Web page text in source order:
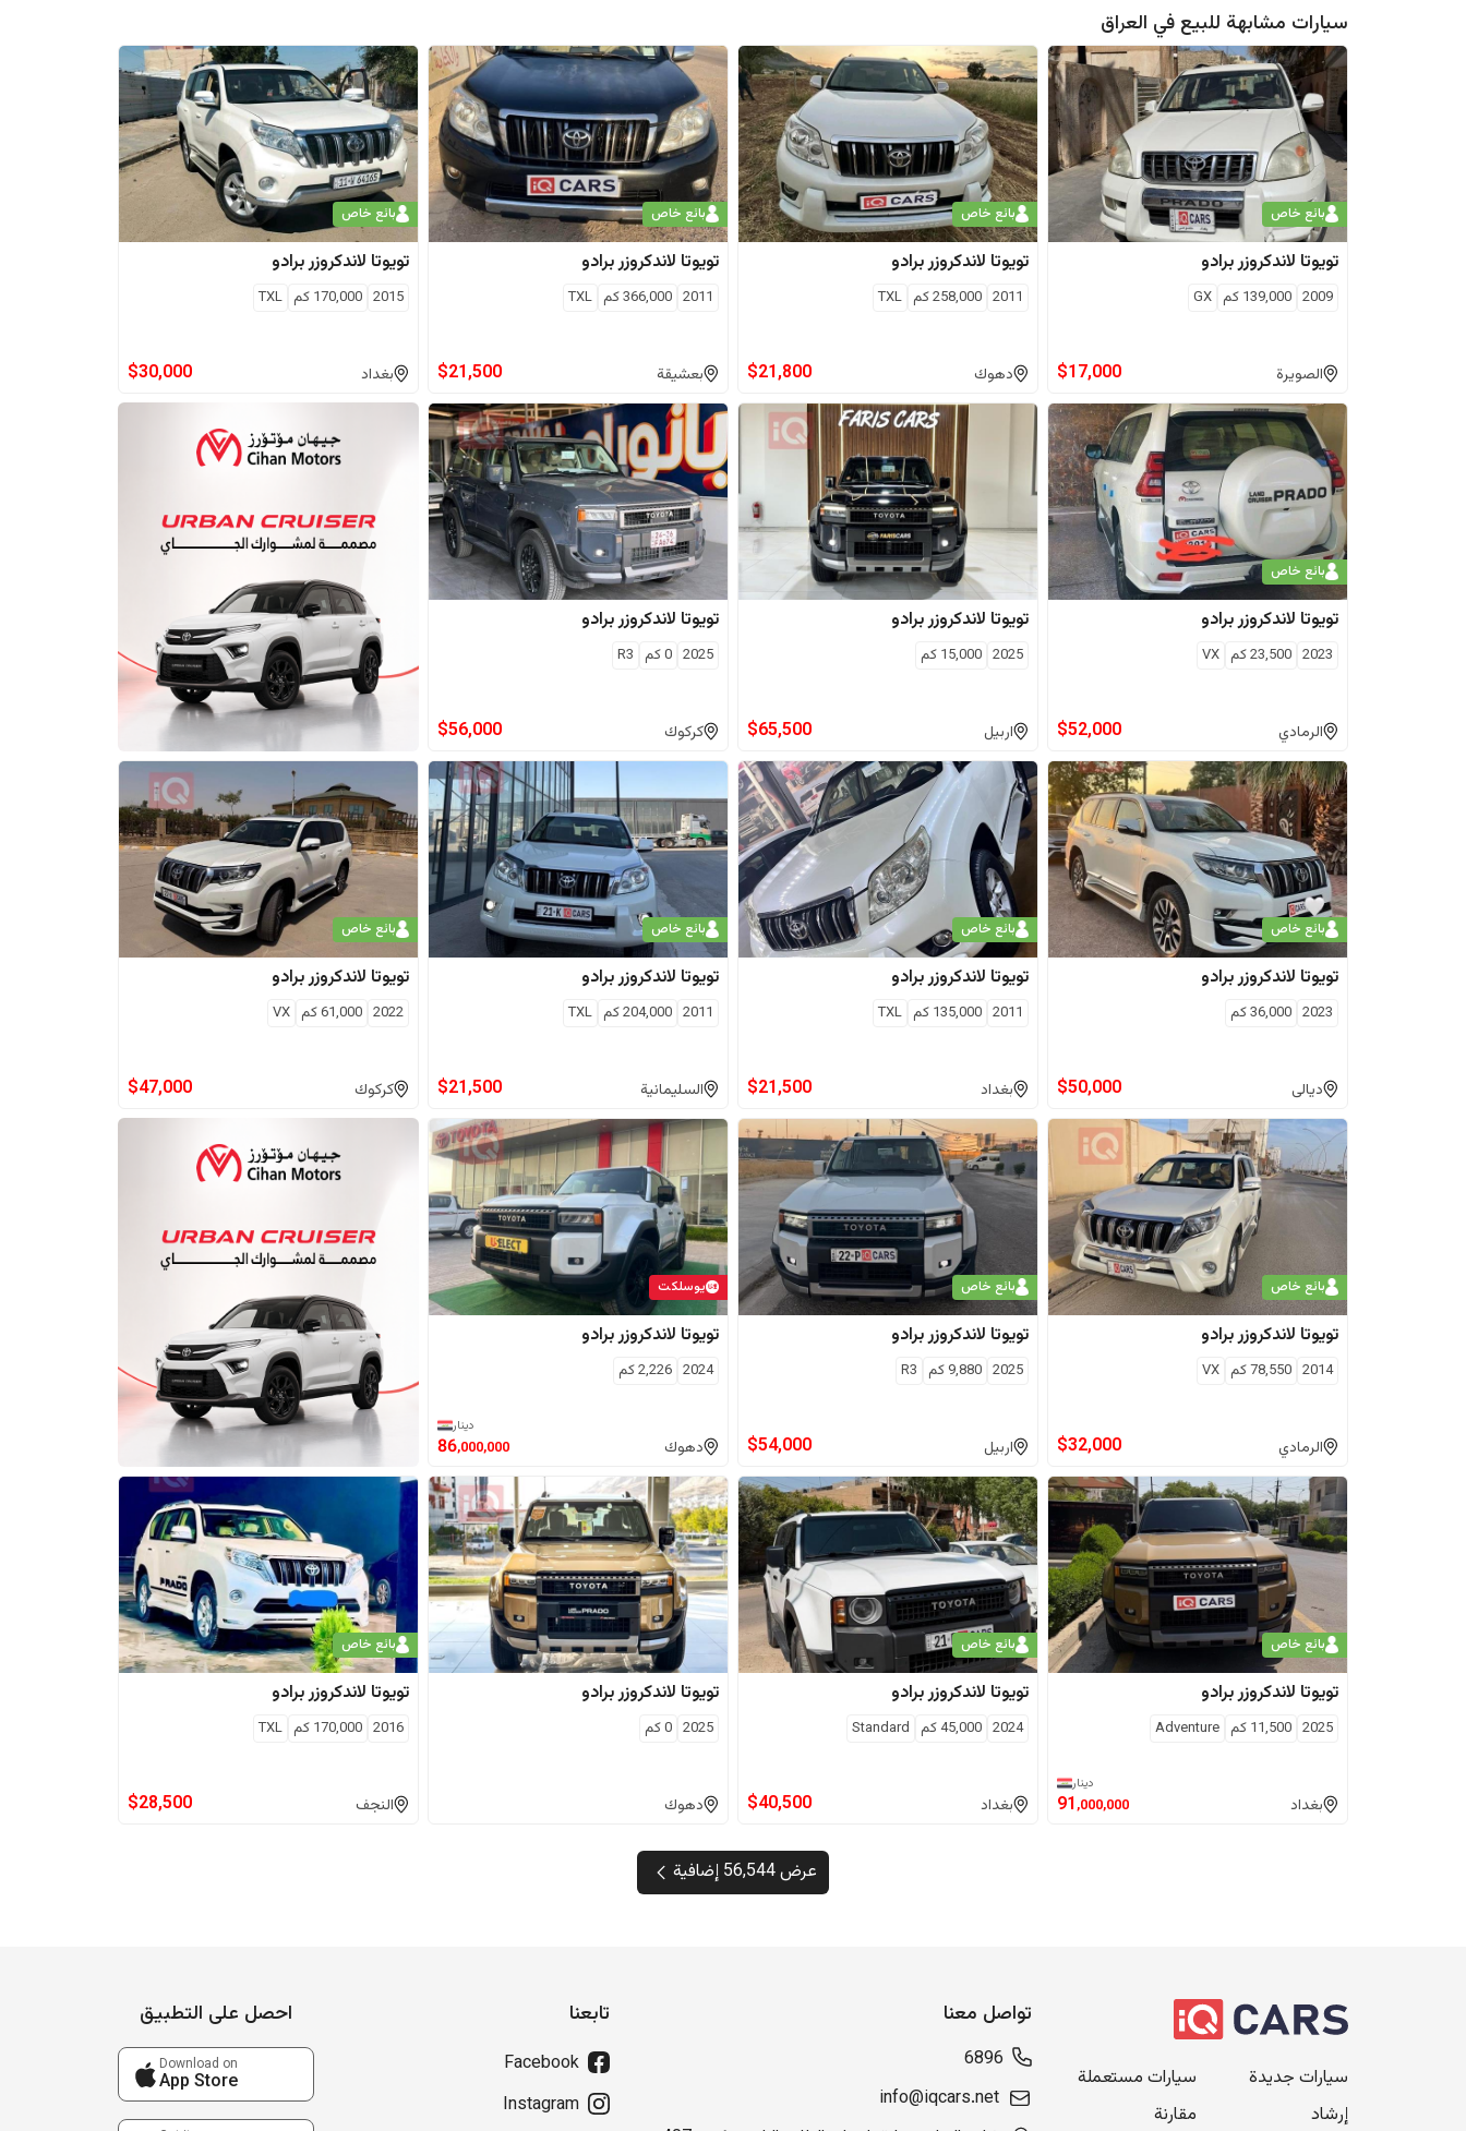
سيارات مشابهة للبيع في العراق
بائع خاص
تويوتا لاندكروزر برادو
2009
139,000 كم GX
الصويرة $17,000
بائع خاص
تويوتا لاندكروزر برادو
2011
258,000كم TXL
دهوك $21,800
بائع خاص
تويوتا لاندكروزر برادو
2011
366,000كم TXL
بعشيقة $21,500
بائع خاص
تويوتا لاندكروزر برادو
2015
170,000 كم TXL
بغداد $30,000
بائع خاص
تويوتا لاندكروزر برادو
2023
23,500كم VX
الرمادي $52,000
تويوتا لاندكروزر برادو
2025
15,000 كم
اربيل $65,500
تويوتا لاندكروزر برادو
2025
0كم R3
كركوك $56,000
بائع خاص
تويوتا لاندكروزر برادو
2023
36,000كم
ديالى $50,000
بائع خاص
تويوتا لاندكروزر برادو
2011
135,000 كم TXL
بغداد $21,500
بائع خاص
تويوتا لاندكروزر برادو
2011
204,000كم TXL
السليمانية $21,500
بائع خاص
تويوتا لاندكروزر برادو
2022
61,000كم VX
كركوك $47,000
بائع خاص
تويوتا لاندكروزر برادو
2014
78,550كم VX
الرمادي $32,000
بائع خاص
تويوتا لاندكروزر برادو
2025
9,880 كم R3
اربيل $54,000
يوسلكت
تويوتا لاندكروزر برادو
2024
2,226كم
دهوك
دينار
86,000,000
بائع خاص
تويوتا لاندكروزر برادو
2025
11,500 كم Adventure
بغداد
دينار
91,000,000
بائع خاص
تويوتا لاندكروزر برادو
2024
45,000كم Standard
بغداد $40,500
تويوتا لاندكروزر برادو
2025
0كم
دهوك
بائع خاص
تويوتا لاندكروزر برادو
2016
170,000 كم TXL
النجف $28,500
عرض 56,544 إضافية
سيارات جديدة
سيارات مستعملة
إرشاد
مقارنة
تواصل معنا
6896
info@iqcars.net
تابعنا
Facebook
Instagram
احصل على التطبيق
Download on
App Store